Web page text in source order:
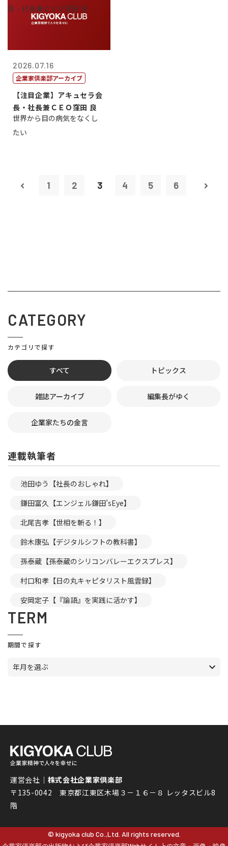
2026.07.16
企業家倶楽部アーカイブ
【注目企業】アキュセラ会
長・社長兼ＣＥＯ窪田 良
世界から目の病気をなくし
たい
1 2 3 4 5 6
CATEGORY
カテゴリで探す
すべて トピックス
雑誌アーカイブ 編集長がゆく
企業家たちの金言
連載執筆者
池田ゆう【社長のおしゃれ】
鎌田富久【エンジェル鎌田’sEye】
北尾吉孝【世相を斬る！】
鈴木康弘【デジタルシフトの教科書】
孫泰蔵【孫泰蔵のシリコンバレーエクスプレス】
村口和孝【日の丸キャピタリスト風雲録】
安岡定子【『論語』を実践に活かす】
TERM
期間で探す
年月を選ぶ
運営会社｜ 株式会社企業家倶楽部
〒135-0042 東京都江東区木場３－１６－８ レッタスビル8
階
© kigyoka club Co.,Ltd. All rights reserved.